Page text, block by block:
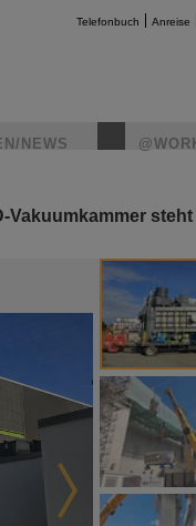
Telefonbuch Anreise
NEWS
Vakuumkammer
instagramlinkedin